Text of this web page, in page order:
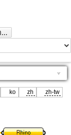
ko zh zh-tw